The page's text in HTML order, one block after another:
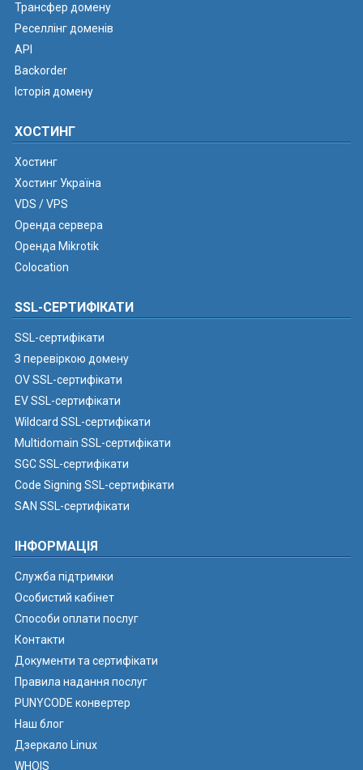
Трансфер домену
Реселлінг доменів
API
Backorder
Історія домену
ХОСТИНГ
Хостинг
Хостинг Україна
VDS / VPS
Оренда сервера
Оренда Mikrotik
Colocation
SSL-СЕРТИФІКАТИ
SSL-сертифікати
З перевіркою домену
OV SSL-сертифікати
EV SSL-сертифікати
Wildcard SSL-сертифікати
Multidomain SSL-сертифікати
SGC SSL-сертифікати
Code Signing SSL-сертифікати
SAN SSL-сертифікати
ІНФОРМАЦІЯ
Служба підтримки
Особистий кабінет
Способи оплати послуг
Контакти
Документи та сертифікати
Правила надання послуг
PUNYCODE конвертер
Наш блог
Дзеркало Linux
WHOIS